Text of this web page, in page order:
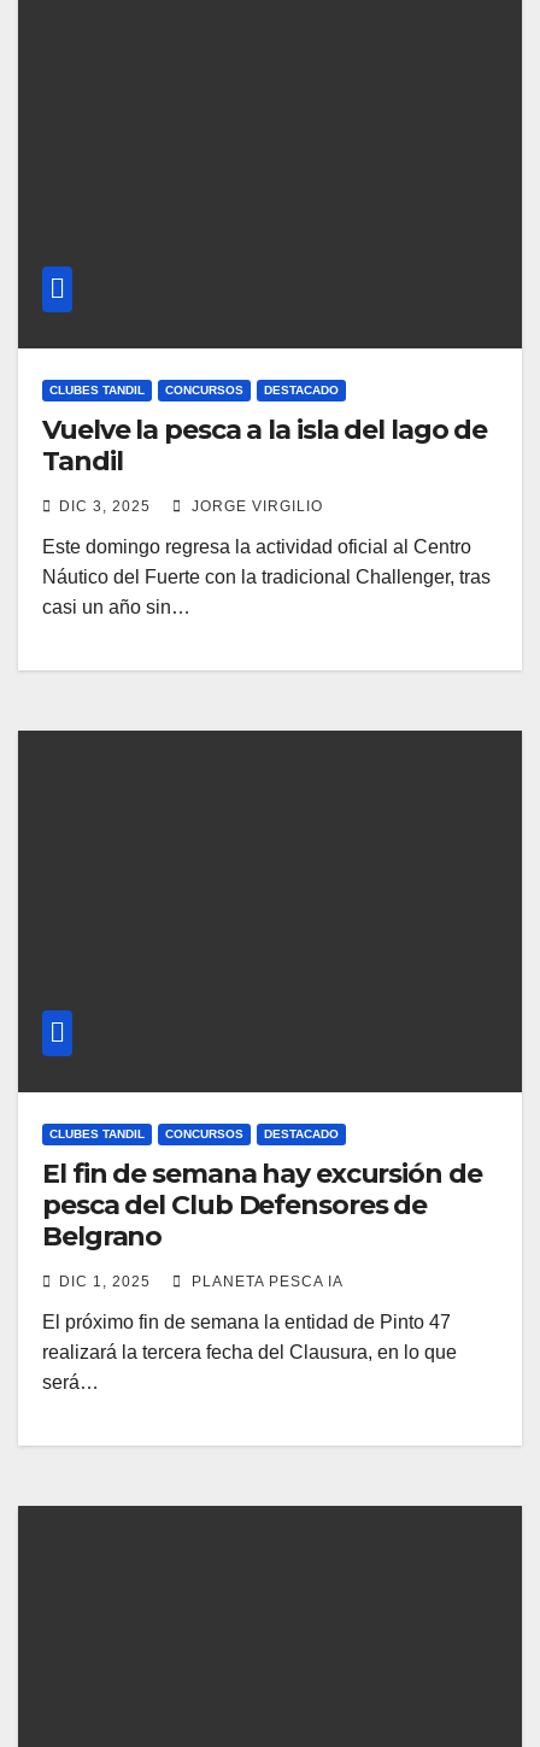
CLUBES TANDIL CONCURSOS DESTACADO
Vuelve la pesca a la isla del lago de
Tandil
DIC 3, 2025 JORGE VIRGILIO
Este domingo regresa la actividad oficial al Centro
Náutico del Fuerte con la tradicional Challenger, tras
casi un año sin…
CLUBES TANDIL CONCURSOS DESTACADO
El fin de semana hay excursión de
pesca del Club Defensores de
Belgrano
DIC 1, 2025 PLANETA PESCA IA
El próximo fin de semana la entidad de Pinto 47
realizará la tercera fecha del Clausura, en lo que
será…